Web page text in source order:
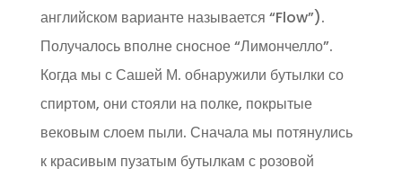
английском варианте называется “Flow”).
Получалось вполне сносное “Лимончелло”.
Когда мы с Сашей М. обнаружили бутылки со
спиртом, они стояли на полке, покрытые
вековым слоем пыли. Сначала мы потянулись
к красивым пузатым бутылкам с розовой